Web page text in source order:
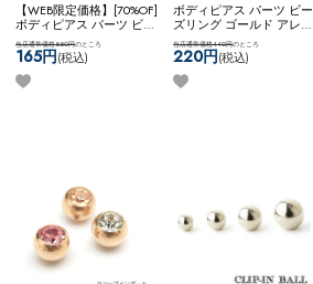
【WEB限定価格】[70%OF]
ボディピアス パーツ ビー
ズリング ジュエル 付け替
え用 アレンジ カスタム
コーディネート 黒 ブラッ
ク ネコポスOK
当店通常価格550円のところ
165円(税込)
ボディピアス パーツ ビー
ズリング ゴールド アレン
ジ カスタム コーディネー
ト 定番 スタンダード
4mm 5mm 6mm ネコポス
OK
当店通常価格440円のところ
220円(税込)